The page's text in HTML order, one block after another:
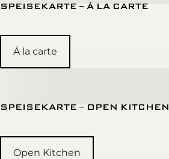
SPEISEKARTE – Á LA CARTE
Á la carte
SPEISEKARTE – OPEN KITCHEN
Open Kitchen